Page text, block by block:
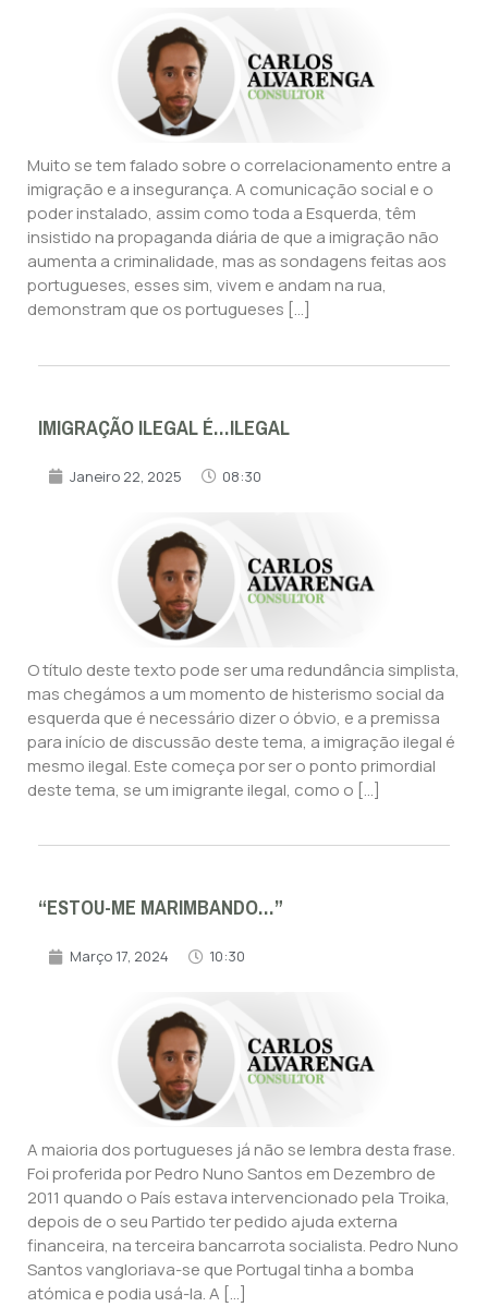
Muito se tem falado sobre o correlacionamento entre a
imigração e a insegurança. A comunicação social e o
poder instalado, assim como toda a Esquerda, têm
insistido na propaganda diária de que a imigração não
aumenta a criminalidade, mas as sondagens feitas aos
portugueses, esses sim, vivem e andam na rua,
demonstram que os portugueses […]
IMIGRAÇÃO ILEGAL É…ILEGAL
Janeiro 22, 2025 08:30
O título deste texto pode ser uma redundância simplista,
mas chegámos a um momento de histerismo social da
esquerda que é necessário dizer o óbvio, e a premissa
para início de discussão deste tema, a imigração ilegal é
mesmo ilegal. Este começa por ser o ponto primordial
deste tema, se um imigrante ilegal, como o […]
“ESTOU-ME MARIMBANDO…”
Março 17, 2024 10:30
A maioria dos portugueses já não se lembra desta frase.
Foi proferida por Pedro Nuno Santos em Dezembro de
2011 quando o País estava intervencionado pela Troika,
depois de o seu Partido ter pedido ajuda externa
financeira, na terceira bancarrota socialista. Pedro Nuno
Santos vangloriava-se que Portugal tinha a bomba
atómica e podia usá-la. A […]